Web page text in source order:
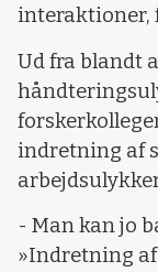
interaktioner,
Ud fra blandt
indretning af
- Man kan jo
»Indretning